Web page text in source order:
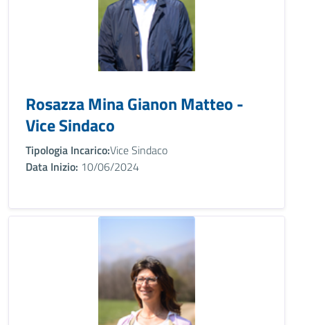
Rosazza Mina Gianon Matteo -
Vice Sindaco
Tipologia Incarico:Vice Sindaco
Data Inizio: 10/06/2024